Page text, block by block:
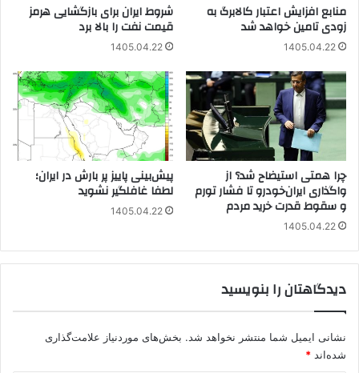
منابع افزایش اعتبار کالابرگ به
زودی تامین خواهد شد
1405.04.22
شروط ایران برای بازگشایی هرمز
قیمت نفت را بالا برد
1405.04.22
چرا همتی استیضاح شد؟ از
واگذاری ایران‌خودرو تا فشار تورم
و سقوط قدرت خرید مردم
1405.04.22
پیش‌بینی پاییز پر بارش در ایران؛
لطفا غافلگیر نشوید
1405.04.22
دیدگاهتان را بنویسید
نشانی ایمیل شما منتشر نخواهد شد. بخش‌های موردنیاز علامت‌گذاری
شده‌اند *